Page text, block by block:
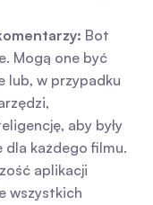
Bot
Mogą one być
lub, w przypadku
aby były
dla każdego filmu.
aplikacji
wszystkich